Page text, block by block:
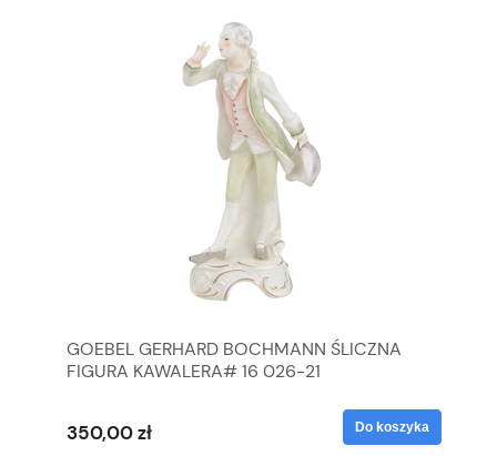
GOEBEL GERHARD BOCHMANN ŚLICZNA
FIGURA KAWALERA# 16 026-21
350,00 zł Do koszyka